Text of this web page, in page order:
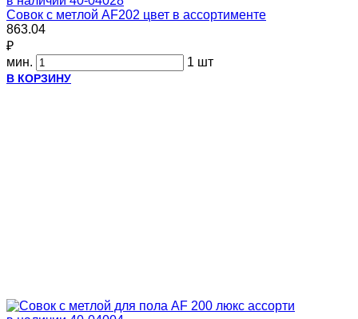
Совок с метлой AF202 цвет в ассортименте
863.04
₽
мин.
1 шт
В КОРЗИНУ